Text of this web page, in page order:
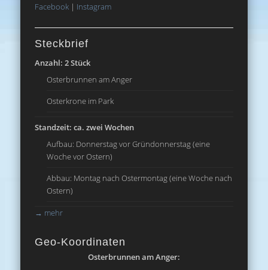
Facebook | Instagram
Steckbrief
Anzahl: 2 Stück
Osterbrunnen am Anger
Osterkrone im Park
Standzeit: ca. zwei Wochen
Aufbau: Donnerstag vor Gründonnerstag (eine
Woche vor Ostern)
Abbau: Montag nach Ostermontag (eine Woche nach
Ostern)
→ mehr
Geo-Koordinaten
Osterbrunnen am Anger: